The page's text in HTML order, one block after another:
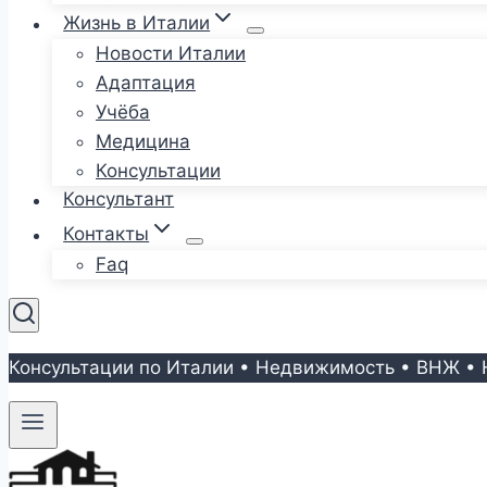
Жизнь в Италии
Новости Италии
Адаптация
Учёба
Медицина
Консультации
Консультант
Контакты
Faq
Консультации по Италии • Недвижимость • ВНЖ •